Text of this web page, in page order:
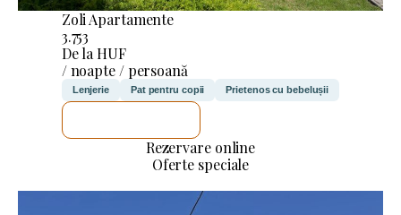
Zoli Apartamente
3.753
De la HUF
/ noapte / persoană
Lenjerie Pat pentru copii Prietenos cu bebelușii
Rezervare online
Oferte speciale